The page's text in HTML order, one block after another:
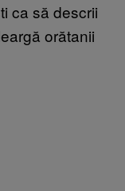
ca să descrii
orătanii